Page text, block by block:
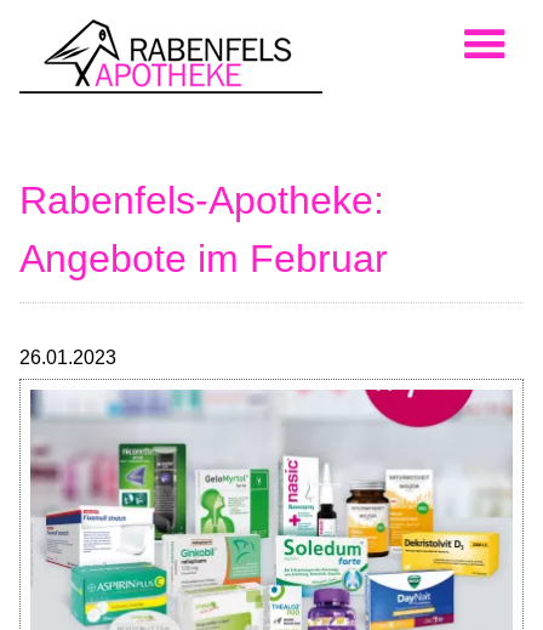
Rabenfels-Apotheke:
Angebote im Februar
26.01.2023